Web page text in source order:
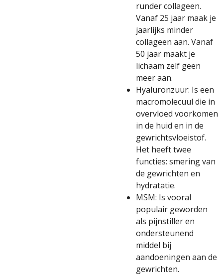
runder collageen.
Vanaf 25 jaar maak je
jaarlijks minder
collageen aan. Vanaf
50 jaar maakt je
lichaam zelf geen
meer aan.
Hyaluronzuur: Is een
macromolecuul die in
overvloed voorkomen
in de huid en in de
gewrichtsvloeistof.
Het heeft twee
functies: smering van
de gewrichten en
hydratatie.
MSM: Is vooral
populair geworden
als pijnstiller en
ondersteunend
middel bij
aandoeningen aan de
gewrichten.